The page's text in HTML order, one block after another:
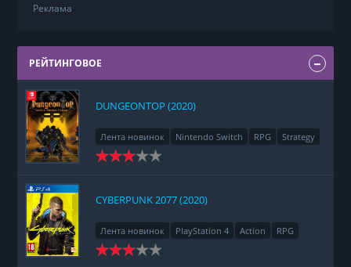
Реклама
РЕЙТИНГОВОЕ
DUNGEONTOP (2020)
Лента новинок Nintendo Switch RPG Strategy
CYBERPUNK 2077 (2020)
Лента новинок PlayStation 4 Action
RPG
Racing
Adventure